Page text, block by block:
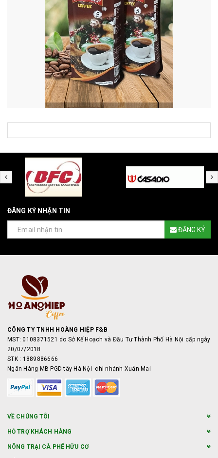
ĐĂNG KÝ NHẬN TIN
ĐĂNG KÝ
CÔNG TY TNHH HOÀNG HIỆP F&B
MST: 0108371521 do Sở Kế Hoạch và Đầu Tư Thành Phố Hà Nội cấp ngày
20/07/2018
STK : 1889886666
Ngân Hàng MB PGD tây Hà Nội -chi nhánh Xuân Mai
VỀ CHÚNG TÔI
HỖ TRỢ KHÁCH HÀNG
NÔNG TRẠI CÀ PHÊ HỮU CƠ